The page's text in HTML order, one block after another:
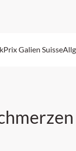
Prix Galien Suisse